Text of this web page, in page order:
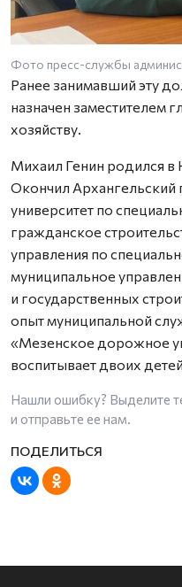
Фото пресс-службы
Ранее занимавший эту
назначен заместителем
хозяйству.
Михаил Генин родился в
Окончил Архангельский
университет по
гражданское
управления по
муниципальное
и государственных
опыт муниципальной
«Мезенское дорожное
воспитывает двоих детей.
Нашли ошибку? Выделите
и отправьте ее нам.